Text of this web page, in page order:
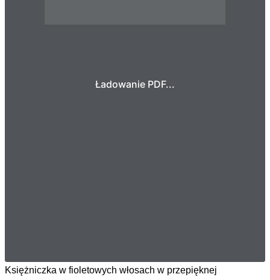
Ładowanie PDF...
Księżniczka w fioletowych włosach w przepięknej